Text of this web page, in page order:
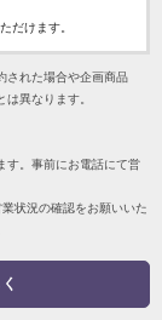
だけます。
された場合や企画商品
異なります。
す。事前にお電話にて営
状況の確認をお願いいた